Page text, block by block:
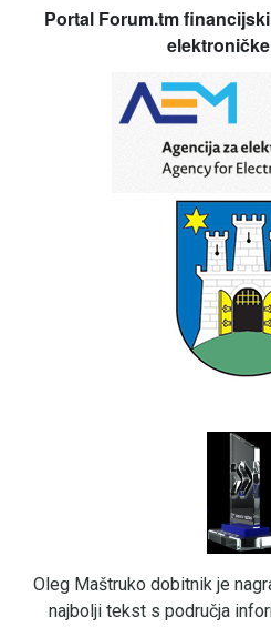
Portal Forum.tm
Oleg Maštruko dobitnik je
najbolji tekst s područja